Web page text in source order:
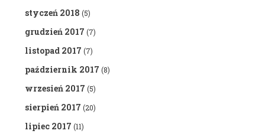
styczeń 2018 (5)
grudzień 2017 (7)
listopad 2017 (7)
październik 2017 (8)
wrzesień 2017 (5)
sierpień 2017 (20)
lipiec 2017 (11)